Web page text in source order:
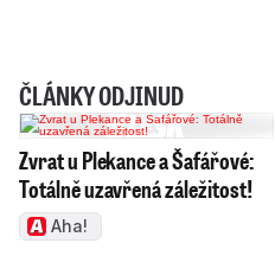
ČLÁNKY ODJINUD
Zvrat u Plekance a Šafářové:
Totálně uzavřená záležitost!
Aha!